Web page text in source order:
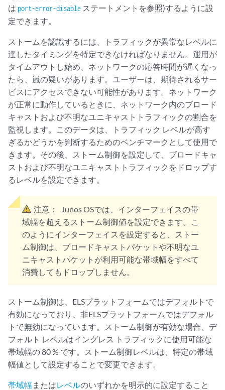
は port-error-disable ステートメントを参照)するように設
定できます。
ストームを認識するには、トラフィックが異常なレベルに
達したタイミングを特定できなければなりません。運用が
タイムアウトし始め、ネットワークの応答時間が遅くなっ
たら、嵐の疑いがあります。ユーザーは、期待されるサー
ビスにアクセスできない可能性があります。ネットワーク
が正常に動作しているときに、ネットワーク内のブロード
キャストおよび不明なユニキャストトラフィックの割合を
監視します。このデータは、トラフィック レベルが高す
ぎるかどうかを判断するためのベンチマークとして使用で
きます。その後、ストーム制御を設定して、ブロードキャ
ストおよび不明なユニキャストトラフィックをドロップす
るレベルを設定できます。
注意：
Junos OSでは、インターフェイスの帯
域幅を超えるストーム制御値を設定できます。こ
のようにインターフェイスを設定すると、ストー
ム制御は、ブロードキャストパケットや不明なユ
ニキャストパケットが利用可能な帯域幅をすべて
消費してもドロップしません。
ストーム制御は、ELSプラットフォームではデフォルトで
有効になっており、非ELSプラットフォームではデフォル
トで無効になっています。ストーム制御が有効な場合、デ
フォルト レベルはイングレス トラフィックに使用可能な
帯域幅の 80 % です。ストーム制御レベルは、特定の帯域
幅値として設定することで変更できます。
帯域幅 またはレベルのいずれかを明示的に設定すること